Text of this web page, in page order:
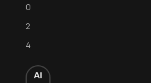
0
2
4
Al